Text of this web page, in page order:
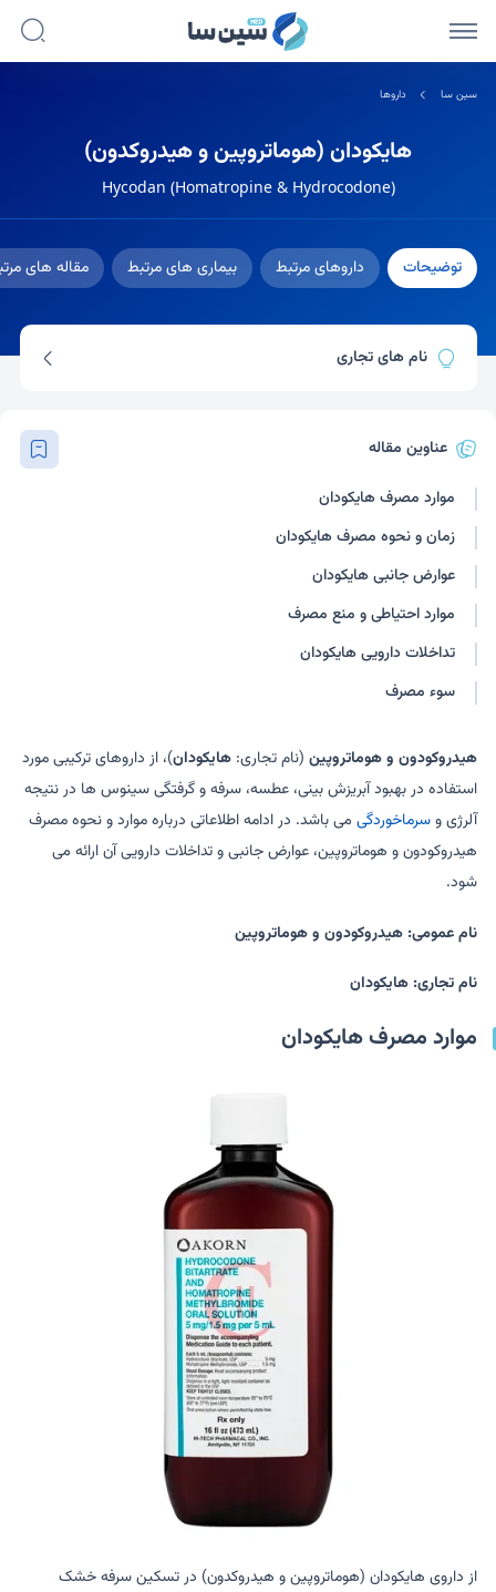
سین سا داروها
هایکودان (هوماتروپین و هیدروکدون)
Hycodan (Homatropine & Hydrocodone)
توضیحات داروهای مرتبط بیماری های مرتبط مقاله های
نام های تجاری
شربت هیدروکدون و
هوماتروپین
هیدروتروپین
هیدروپان
عناوین مقاله
موارد مصرف هایکودان
زمان و نحوه مصرف هایکودان
عوارض جانبی هایکودان
موارد احتیاطی و منع مصرف
تداخلات دارویی هایکودان
سوء مصرف
هیدروکودون و هوماتروپین (نام تجاری:هایکودان)، از داروهای ترکیبی مورد
استفاده در بهبود آبریزش بینی، عطسه، سرفه و گرفتگی سینوس ها در نتیجه
آلرژی وسرماخوردگی می باشد. در ادامه اطلاعاتی درباره موارد و نحوه مصرف
هیدروکودون و هوماتروپین، عوارض جانبی و تداخلات دارویی آن ارائه می
شود.
نام عمومی: هیدروکودون و هوماتروپین
نام تجاری: هایکودان
موارد مصرف هایکودان
از داروی هایکودان (هوماتروپین و هیدروکدون) در تسکین سرفه خشک